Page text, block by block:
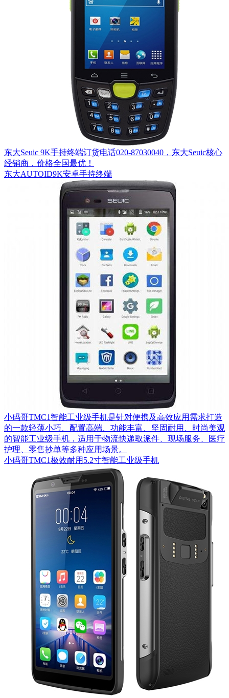
东大Seuic 9K手持终端订货电话020-87030040，东大Seuic核心
经销商，价格全国最优！
东大AUTOID9K安卓手持终端
小码哥TMC1智能工业级手机是针对便携及高效应用需求打造
的一款轻薄小巧、配置高端、功能丰富、坚固耐用、时尚美观
的智能工业级手机，适用于物流快递取派件、现场服务、医疗
护理、零售抄单等多种应用场景。
小码哥TMC1极效耐用5.2寸智能工业级手机